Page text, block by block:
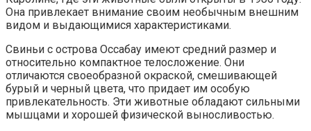
Она привлекает внимание своим необычным внешним
видом и выдающимися характеристиками.
Свиньи с острова Оссабау имеют средний размер и
относительно компактное телосложение. Они
отличаются своеобразной окраской, смешивающей
бурый и черный цвета, что придает им особую
привлекательность. Эти животные обладают сильными
мышцами и хорошей физической выносливостью.